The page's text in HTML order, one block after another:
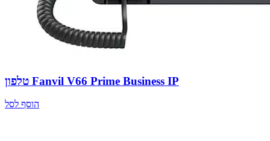
טלפון Fanvil V66 Prime Business IP
הוסף לסל